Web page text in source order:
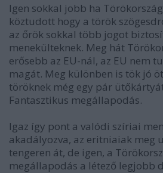
Igen sokkal jobb ha
köztudott hogy a török
az őrök sokkal több jogot
menekülteknek. Meg hát
erősebb az EU-nál, az EU nem
magát. Meg különben is tök jó
töröknek még egy pár
Fantasztikus megállapodás.
Igaz így pont a valódi szíriai
akadályozva, az eritniaiak meg
tengeren át, de igen, a
megállapodás a létező legjobb